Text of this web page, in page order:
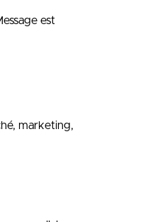
est
marketing,